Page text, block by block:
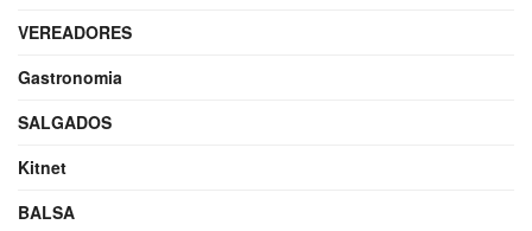
VEREADORES
Gastronomia
SALGADOS
Kitnet
BALSA